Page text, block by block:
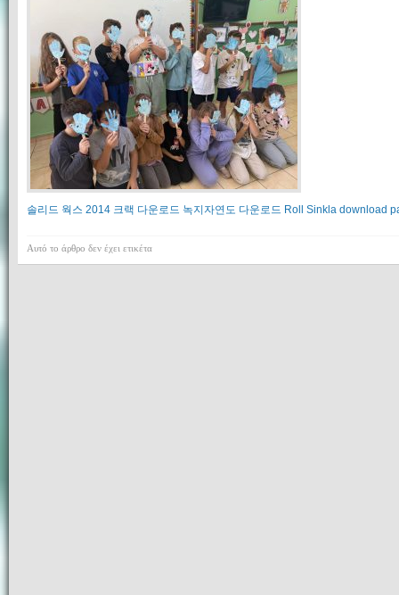
솔리드 웍스 2014 크랙 다운로드 녹지자연도 다운로드 Roll Sinkla download
Αυτό το άρθρο δεν έχει ετικέτα